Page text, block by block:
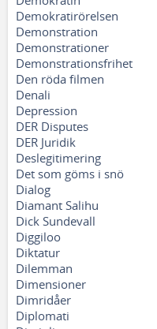
Demokratirörelsen
Demonstration
Demonstrationer
Demonstrationsfrihet
Den röda filmen
Denali
Depression
DER Disputes
DER Juridik
Deslegitimering
Det som göms i snö
Dialog
Diamant Salihu
Dick Sundevall
Diggiloo
Diktatur
Dilemman
Dimensioner
Dimridåer
Diplomati